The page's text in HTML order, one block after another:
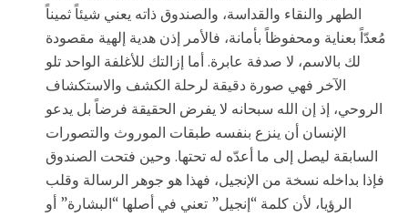
الطهر والنقاء والقداسة، والصندوق ذاته يعني شيئاً ثميناً
مُعدّاً بعناية ومحفوظاً بأمانة، فالأمر إذن هدية إلهية مقصودة
لك بالاسم، لا صدفة عابرة. أما إزالتك للأغلفة الواحد تلو
الآخر فهي صورة دقيقة لرحلة الكشف والاستكشاف
الروحي، إذ إن الله سبحانه لا يفرض الحقيقة فرضاً بل يدعو
الإنسان أن ينزع بنفسه طبقات الموروث والتصورات
السابقة ليصل إلى ما أعدّه له تحتها. وحين فتحت الصندوق
فإذا بداخله نسخة من الإنجيل، فهذا هو جوهر الرسالة وقلب
الرؤيا، لأن كلمة “إنجيل” تعني في أصلها “البشارة” أو